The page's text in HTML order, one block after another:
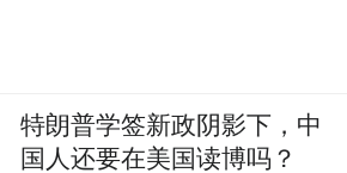
特朗普学签新政阴影下，中
国人还要在美国读博吗？